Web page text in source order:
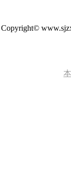
Copyright©